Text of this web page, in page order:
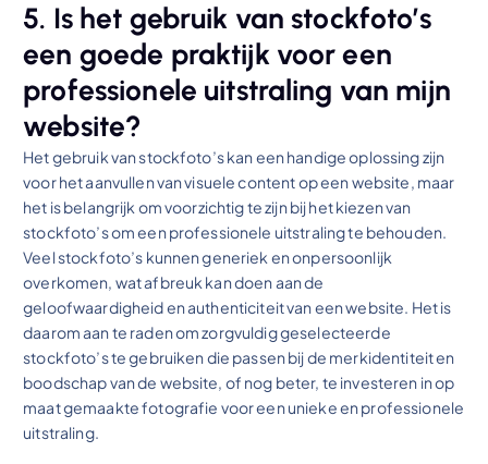
5. Is het gebruik van stockfoto’s
een goede praktijk voor een
professionele uitstraling van mijn
website?
Het gebruik van stockfoto’s kan een handige oplossing zijn
voor het aanvullen van visuele content op een website, maar
het is belangrijk om voorzichtig te zijn bij het kiezen van
stockfoto’s om een professionele uitstraling te behouden.
Veel stockfoto’s kunnen generiek en onpersoonlijk
overkomen, wat afbreuk kan doen aan de
geloofwaardigheid en authenticiteit van een website. Het is
daarom aan te raden om zorgvuldig geselecteerde
stockfoto’s te gebruiken die passen bij de merkidentiteit en
boodschap van de website, of nog beter, te investeren in op
maat gemaakte fotografie voor een unieke en professionele
uitstraling.